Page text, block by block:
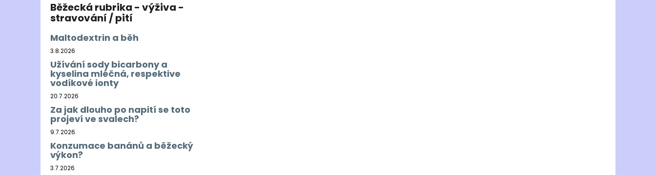
Běžecká rubrika - výživa -
stravování / pití
Maltodextrin a běh
3.8.2026
Užívání sody bicarbony a
kyselina mléčná, respektive
vodíkové ionty
20.7.2026
Za jak dlouho po napití se toto
projeví ve svalech?
9.7.2026
Konzumace banánů a běžecký
výkon?
3.7.2026